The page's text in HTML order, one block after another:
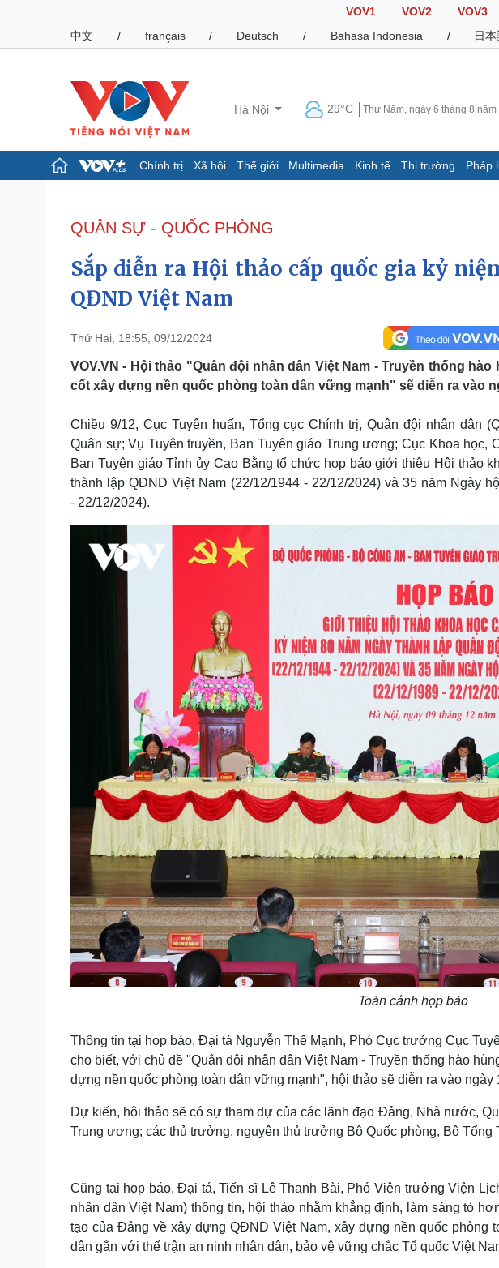
VOV1 VOV2 VOV3
中文
/ français / Deutsch / Bahasa Indonesia / 日
Hà Nội 29°C Thứ Năm, ngày 6 tháng 8 năm
Chính trị Xã hội Thế giới Multimedia Kinh tế Thị trường Pháp
Đảng
Tổ chức nhân sự
Quốc hội
Nhận diện sự thật
Tin 24h
Dự báo thời tiết
Giáo dục
Dấu ấn VOV
Pháp luật
Tin nóng
Tư vấn luật
Việt Nam
Phân tích
Thể thao
Lịch thi đấu bóng
Thế giới thể thao
Hậu trường
Sức khỏe
Dinh dưỡng - món ngon
Cây thuốc
Sản phụ khoa
Nhi khoa
Nam khoa
Làm đẹp - giảm cân
Phòng mạch online
Đời sống
Nhà đẹp
Blog
Văn hóa
Sân khấu - Điện ảnh
Văn học
Di sản
QUÂN SỰ - QUỐC PHÒNG
Sắp diễn ra Hội thảo cấp quốc gia kỷ
QĐND Việt Nam
Thứ Hai, 18:55, 09/12/2024
VOV.VN - Hội thảo "Quân đội nhân dân Việt Nam - Truyền thống
cốt xây dựng nền quốc phòng toàn dân vững mạnh" sẽ diễn ra vào
Chiều 9/12, Cục Tuyên huấn, Tổng cục Chính trị, Quân đội nhân dân
Quân sự; Vụ Tuyên truyền, Ban Tuyên giáo Trung ương; Cục Khoa
Ban Tuyên giáo Tỉnh ủy Cao Bằng tổ chức họp báo giới thiệu Hội thảo
thành lập QĐND Việt Nam (22/12/1944 - 22/12/2024) và 35 năm Ngày
- 22/12/2024).
Toàn cảnh họp báo
Thông tin tại họp báo, Đại tá Nguyễn Thế Mạnh, Phó Cục trưởng Cục
cho biết, với chủ đề "Quân đội nhân dân Việt Nam - Truyền thống hào
dựng nền quốc phòng toàn dân vững mạnh", hội thảo sẽ diễn ra vào ngày
Dự kiến, hội thảo sẽ có sự tham dự của các lãnh đạo Đảng, Nhà nước,
Trung ương; các thủ trưởng, nguyên thủ trưởng Bộ Quốc phòng, Bộ Tổng
Cũng tại họp báo, Đại tá, Tiến sĩ Lê Thanh Bài, Phó Viện trưởng Viện
nhân dân Việt Nam) thông tin, hội thảo nhằm khẳng định, làm sáng tỏ
tạo của Đảng về xây dựng QĐND Việt Nam, xây dựng nền quốc phòng
dân gắn với thế trận an ninh nhân dân, bảo vệ vững chắc Tổ quốc Việt